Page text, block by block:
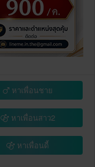
หาเพื่อนชาย
หาเพื่อนสาว2
หาเพื่อนดี้